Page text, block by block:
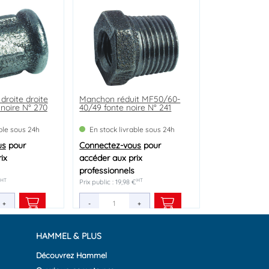
droite
N° 270
sous 24h
pour
HT
+
Manchon réduit MF50/60-
40/49 fonte noire N° 241
En stock livrable sous 24h
Connectez-vous pour
accéder aux prix
professionnels
Prix public : 19,98 €HT
- +
à visser
sous 24h
pour
+
Corps de robinet
thermostatique équerre
En stock livrable sous 24h
Connectez-vous pour
accéder aux prix
professionnels
Prix public : 16,71 €HT
- +
laiton
sous 24h
pour
+
HAMMEL & PLUS
Découvrez Hammel